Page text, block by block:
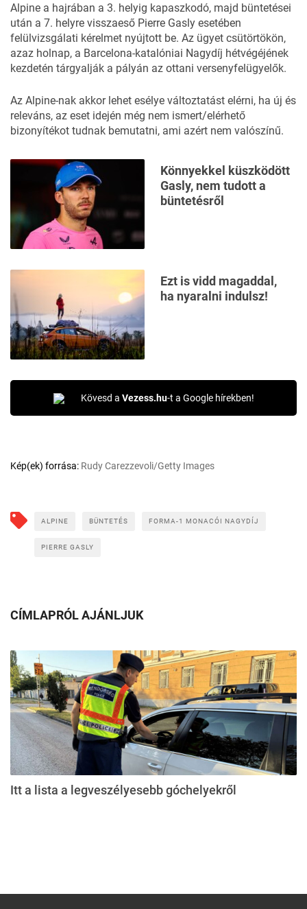
Alpine a hajrában a 3. helyig kapaszkodó, majd büntetései
után a 7. helyre visszaeső Pierre Gasly esetében
felülvizsgálati kérelmet nyújtott be. Az ügyet csütörtökön,
azaz holnap, a Barcelona-katalóniai Nagydíj hétvégéjének
kezdetén tárgyalják a pályán az ottani versenyfelügyelők.
Az Alpine-nak akkor lehet esélye változtatást elérni, ha új és
releváns, az eset idején még nem ismert/elérhető
bizonyítékot tudnak bemutatni, ami azért nem valószínű.
Könnyekkel küszködött
Gasly, nem tudott a
büntetésről
Ezt is vidd magaddal,
ha nyaralni indulsz!
Kövesd a Vezess.hu-t a Google hírekben!
Kép(ek) forrása: Rudy Carezzevoli/Getty Images
ALPINE BÜNTETÉS FORMA-1 MONACÓI NAGYDÍJ
PIERRE GASLY
CÍMLAPRÓL AJÁNLJUK
Itt a lista a legveszélyesebb góchelyekről